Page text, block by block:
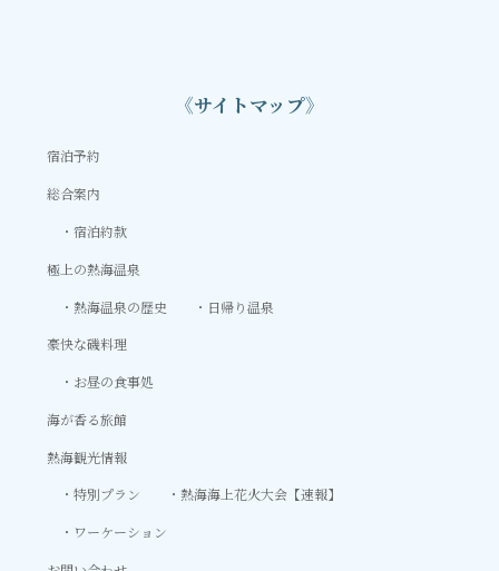
《サイトマップ》
宿泊予約
総合案内
宿泊約款
極上の熱海温泉
熱海温泉の歴史
日帰り温泉
豪快な磯料理
お昼の食事処
海が香る旅館
熱海観光情報
特別プラン
熱海海上花火大会【速報】
ワーケーション